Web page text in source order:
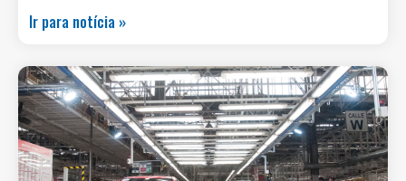
Ir para notícia »